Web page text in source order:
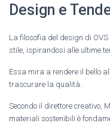
Design e
La filosofia del design di
stile, ispirandosi alle ultime
Essa mira a rendere il bello
trascurare la qualità.
Secondo il direttore creativo,
materiali sostenibili è